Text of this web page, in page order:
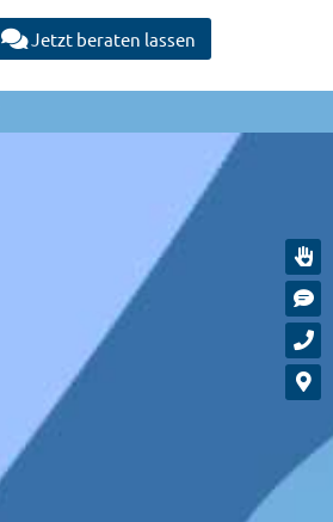
Jetzt beraten lassen